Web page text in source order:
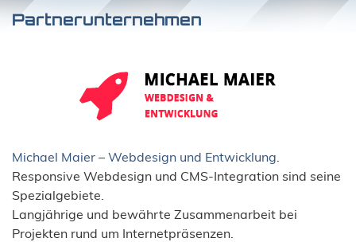
Partnerunternehmen
Michael Maier – Webdesign und Entwicklung.
Responsive Webdesign und CMS-Integration sind seine
Spezialgebiete.
Langjährige und bewährte Zusammenarbeit bei
Projekten rund um Internetpräsenzen.